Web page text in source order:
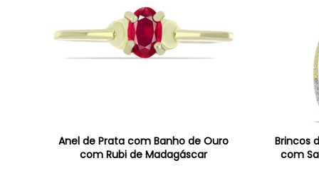
Anel de Prata com Banho de Ouro
com Rubi de Madagáscar
Brincos
com